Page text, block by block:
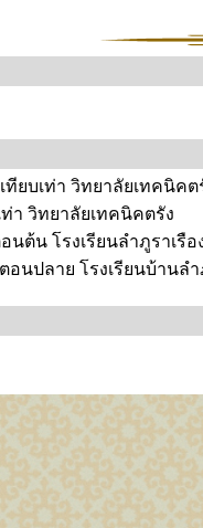
ยบเท่า วิทยาลัยเทคนิคต
า วิทยาลัยเทคนิคตรัง
ต้น โรงเรียนลำภูราเรือ
นปลาย โรงเรียนบ้านลำ